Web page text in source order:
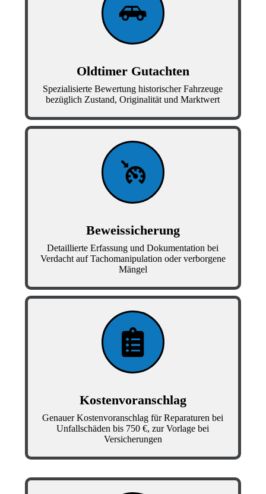
Kostenvoranschlag
Genauer Kostenvoranschlag für Reparaturen bei
Unfallschäden bis 750 €, zur Vorlage bei
Versicherungen
Beweissicherung
Detaillierte Erfassung und Dokumentation bei
Verdacht auf Tachomanipulation oder verborgene
Mängel
Spezialisierte Bewertung historischer Fahrzeuge
bezüglich Zustand, Originalität und Marktwert
Oldtimer Gutachten